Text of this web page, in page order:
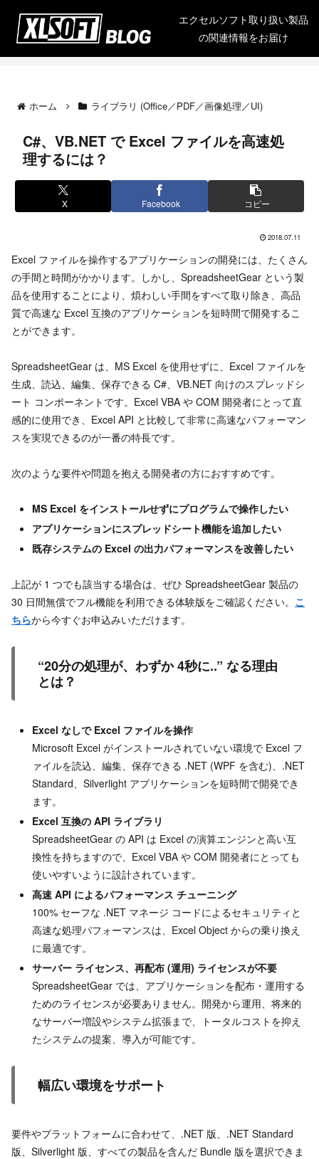
エクセルソフト取り扱い製品
の関連情報をお届け
ホーム ライブラリ (Office／PDF／画像処理／UI)
C#、VB.NET で Excel ファイルを高速処
理するには？
X Facebook コピー
2018.07.11
Excel ファイルを操作するアプリケーションの開発には、たくさん
の手間と時間がかかります。しかし、SpreadsheetGear という製
品を使用することにより、煩わしい手間をすべて取り除き、高品
質で高速な Excel 互換のアプリケーションを短時間で開発するこ
とができます。
SpreadsheetGear は、MS Excel を使用せずに、Excel ファイルを
生成、読込、編集、保存できる C#、VB.NET 向けのスプレッドシ
ート コンポーネントです。Excel VBA や COM 開発者にとって直
感的に使用でき、Excel API と比較して非常に高速なパフォーマン
スを実現できるのが一番の特長です。
次のような要件や問題を抱える開発者の方におすすめです。
MS Excel をインストールせずにプログラムで操作したい
アプリケーションにスプレッドシート機能を追加したい
既存システムの Excel の出力パフォーマンスを改善したい
上記が 1 つでも該当する場合は、ぜひ SpreadsheetGear 製品の
30 日間無償でフル機能を利用できる体験版をご確認ください。 こ
ちらから今すぐお申込みいただけます。
“20分の処理が、わずか 4秒に..” なる理由
とは？
Excel なしで Excel ファイルを操作
Microsoft Excel がインストールされていない環境で Excel フ
ァイルを読込、編集、保存できる .NET (WPF を含む)、.NET
Standard、Silverlight アプリケーションを短時間で開発でき
ます。
Excel 互換の API ライブラリ
SpreadsheetGear の API は Excel の演算エンジンと高い互
換性を持ちますので、Excel VBA や COM 開発者にとっても
使いやすいように設計されています。
高速 API によるパフォーマンス チューニング
100% セーフな .NET マネージ コードによるセキュリティと
高速な処理パフォーマンスは、Excel Object からの乗り換え
に最適です。
サーバー ライセンス、再配布 (運用) ライセンスが不要
SpreadsheetGear では、アプリケーションを配布・運用する
ためのライセンスが必要ありません。開発から運用、将来的
なサーバー増設やシステム拡張まで、トータルコストを抑え
たシステムの提案、導入が可能です。
幅広い環境をサポート
要件やプラットフォームに合わせて、.NET 版、.NET Standard
版、Silverlight 版、すべての製品を含んだ Bundle 版を選択できま